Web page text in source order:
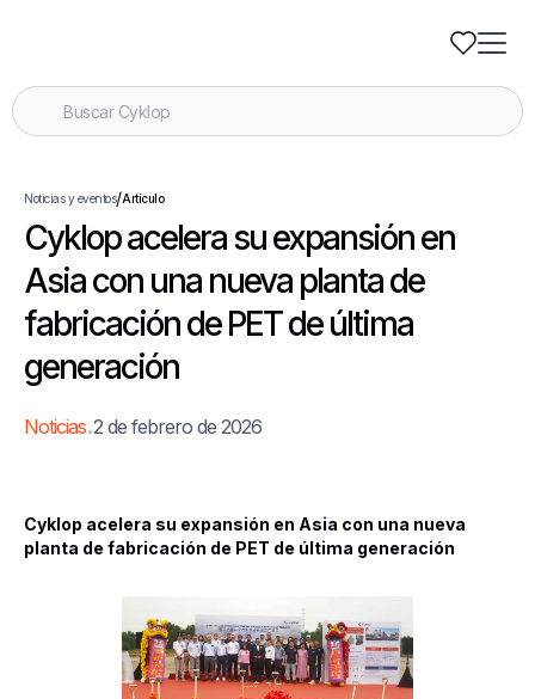
Noticias y eventos/Artículo
Cyklop acelera su expansión en
Asia con una nueva planta de
fabricación de PET de última
generación
Noticias.2 de febrero de 2026
Cyklop acelera su expansión en Asia con una nueva
planta de fabricación de PET de última generación